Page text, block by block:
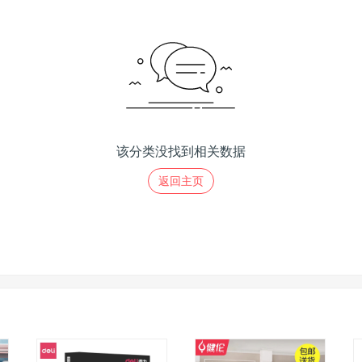
该分类没找到相关数据
返回主页